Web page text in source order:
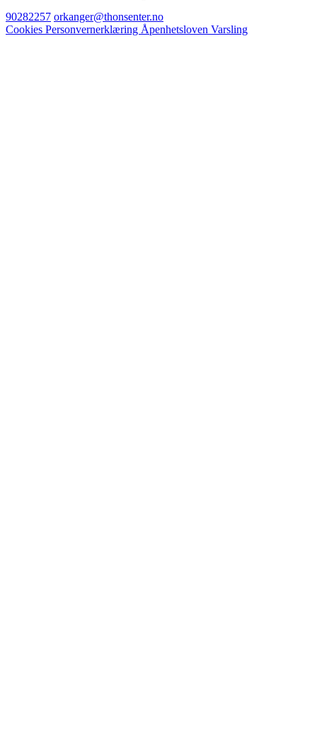
90282257 orkanger@thonsenter.no
Cookies Personvernerklæring Åpenhetsloven Varsling